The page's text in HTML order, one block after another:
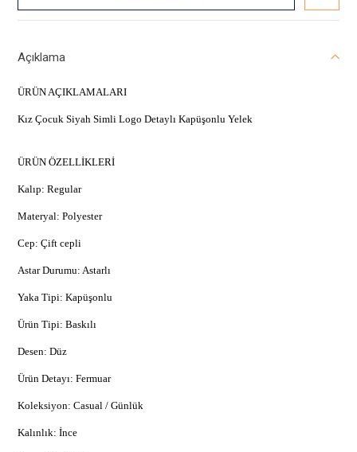
Açıklama
ÜRÜN AÇIKLAMALARI
Kız Çocuk Siyah Simli Logo Detaylı Kapüşonlu Yelek
ÜRÜN ÖZELLİKLERİ
Kalıp: Regular
Materyal: Polyester
Cep: Çift cepli
Astar Durumu: Astarlı
Yaka Tipi: Kapüşonlu
Ürün Tipi: Baskılı
Desen: Düz
Ürün Detayı: Fermuar
Koleksiyon: Casual / Günlük
Kalınlık: İnce